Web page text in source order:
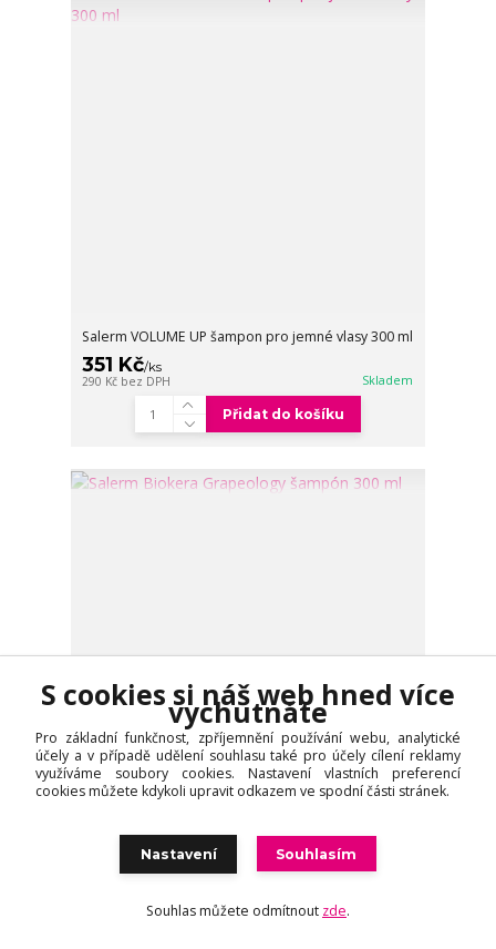
Salerm VOLUME UP šampon pro jemné vlasy 300 ml
351 Kč/ks
290 Kč bez DPH Skladem
Přidat do košíku
Salerm Biokera Grapeology šampón 300 ml
545 Kč
S cookies si náš web hned více
vychutnáte
Pro základní funkčnost, zpříjemnění používání webu, analytické
účely a v případě udělení souhlasu také pro účely cílení reklamy
využíváme soubory cookies. Nastavení vlastních preferencí
cookies můžete kdykoli upravit odkazem ve spodní části stránek.
Nastavení Souhlasím
Souhlas můžete odmítnout zde.